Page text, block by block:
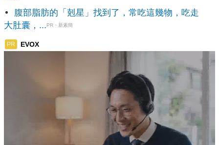
腹部脂肪的「剋星」找到了，常吃這幾物，吃走
大肚囊，...PR・新素簡
PR EVOX